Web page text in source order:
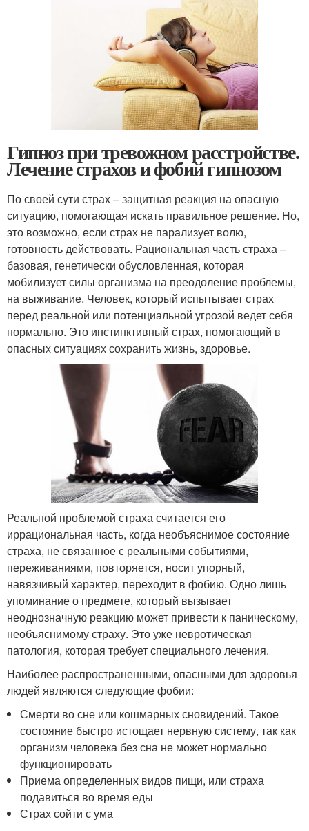
Гипноз при тревожном расстройстве.
Лечение страхов и фобий гипнозом
По своей сути страх – защитная реакция на опасную
ситуацию, помогающая искать правильное решение. Но,
это возможно, если страх не парализует волю,
готовность действовать. Рациональная часть страха –
базовая, генетически обусловленная, которая
мобилизует силы организма на преодоление проблемы,
на выживание. Человек, который испытывает страх
перед реальной или потенциальной угрозой ведет себя
нормально. Это инстинктивный страх, помогающий в
опасных ситуациях сохранить жизнь, здоровье.
Реальной проблемой страха считается его
иррациональная часть, когда необъяснимое состояние
страха, не связанное с реальными событиями,
переживаниями, повторяется, носит упорный,
навязчивый характер, переходит в фобию. Одно лишь
упоминание о предмете, который вызывает
неоднозначную реакцию может привести к паническому,
необъяснимому страху. Это уже невротическая
патология, которая требует специального лечения.
Наиболее распространенными, опасными для здоровья
людей являются следующие фобии:
Смерти во сне или кошмарных сновидений. Такое
состояние быстро истощает нервную систему, так как
организм человека без сна не может нормально
функционировать
Приема определенных видов пищи, или страха
подавиться во время еды
Страх сойти с ума